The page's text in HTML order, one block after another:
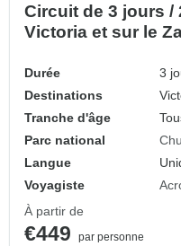
Circuit de 3 jours /
Victoria et sur le
Durée
3
Destinations
Tranche d'âge
Parc national
Langue
Voyagiste
À partir de
€449
par personne